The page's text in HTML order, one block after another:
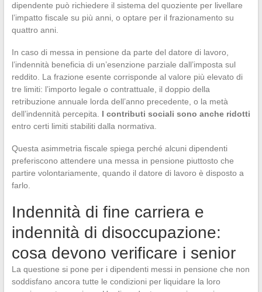
dipendente può richiedere il sistema del quoziente per livellare
l’impatto fiscale su più anni, o optare per il frazionamento su
quattro anni.
In caso di messa in pensione da parte del datore di lavoro,
l’indennità beneficia di un’esenzione parziale dall’imposta sul
reddito. La frazione esente corrisponde al valore più elevato di
tre limiti: l’importo legale o contrattuale, il doppio della
retribuzione annuale lorda dell’anno precedente, o la metà
dell’indennità percepita. I contributi sociali sono anche ridotti
entro certi limiti stabiliti dalla normativa.
Questa asimmetria fiscale spiega perché alcuni dipendenti
preferiscono attendere una messa in pensione piuttosto che
partire volontariamente, quando il datore di lavoro è disposto a
farlo.
Indennità di fine carriera e
indennità di disoccupazione:
cosa devono verificare i senior
La questione si pone per i dipendenti messi in pensione che non
soddisfano ancora tutte le condizioni per liquidare la loro